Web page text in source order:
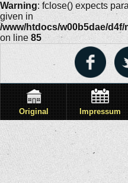
Warning: fclose() expects
given in
/www/htdocs/w00b5dae/
on line85
Original Impressum